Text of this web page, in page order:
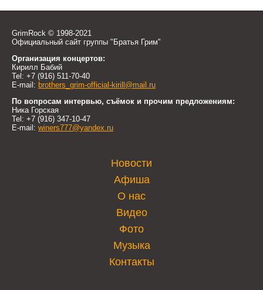
GrimRock © 1998-2021
Официальный сайт группы "Братья Грим"
Организация концертов:
Кирилл Бабий
Tel: +7 (916) 511-70-40
E-mail: brothers_grim-official-kirill@mail.ru
По вопросам интервью, съёмок и прочим предложениям:
Ника Горская
Tel: +7 (916) 347-10-47
E-mail: winers777@yandex.ru
Новости
Афиша
О нас
Видео
Фото
Музыка
Контакты